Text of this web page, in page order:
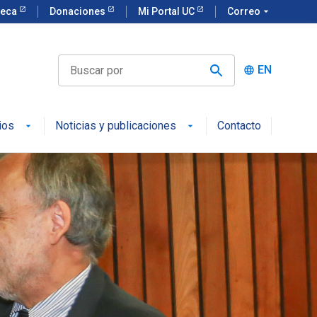
Donaciones Mi Portal UC Correo arrow_drop_down
language EN
Noticias y publicaciones Contacto